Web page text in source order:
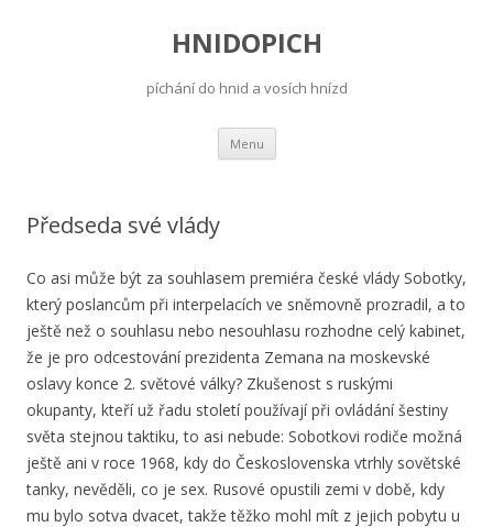
HNIDOPICH
píchání do hnid a vosích hnízd
Menu Skip
content
Předseda své vlády
Co asi může být za souhlasem premiéra české vlády Sobotky,
který poslancům při interpelacích ve sněmovně prozradil, a to
ještě než o souhlasu nebo nesouhlasu rozhodne celý kabinet,
že je pro odcestování prezidenta Zemana na moskevské
oslavy konce 2. světové války? Zkušenost s ruskými
okupanty, kteří už řadu století používají při ovládání šestiny
světa stejnou taktiku, to asi nebude: Sobotkovi rodiče možná
ještě ani v roce 1968, kdy do Československa vtrhly sovětské
tanky, nevěděli, co je sex. Rusové opustili zemi v době, kdy
mu bylo sotva dvacet, takže těžko mohl mít z jejich pobytu u